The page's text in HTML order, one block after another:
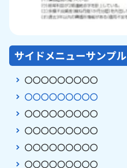
サイドメニューサンプル
〇〇〇〇〇〇〇〇〇
〇〇〇〇〇〇〇〇〇
〇〇〇〇〇〇〇〇〇
〇〇〇〇〇〇〇〇〇
〇〇〇〇〇〇〇〇〇
〇〇〇〇〇〇〇〇〇